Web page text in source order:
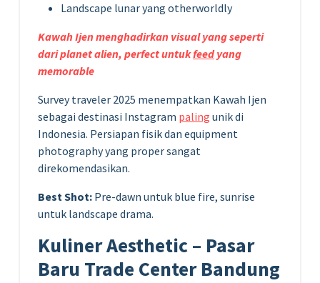
Landscape lunar yang otherworldly
Kawah Ijen menghadirkan visual yang seperti
dari planet alien, perfect untukfeedyang
memorable
Survey traveler 2025 menempatkan Kawah Ijen
sebagai destinasi Instagram paling unik di
Indonesia. Persiapan fisik dan equipment
photography yang proper sangat
direkomendasikan.
Best Shot: Pre-dawn untuk blue fire, sunrise
untuk landscape drama.
Kuliner Aesthetic – Pasar
Baru Trade Center Bandung